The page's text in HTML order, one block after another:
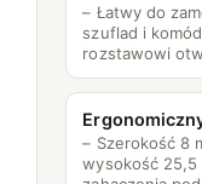
– Łatwy do
szuflad i
rozstawowi
– Szerokość 8
wysokość 25,5